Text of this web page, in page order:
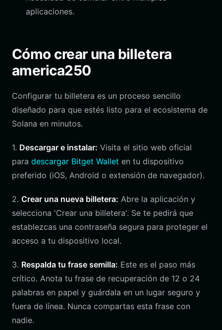
aplicaciones.
Cómo crear una billetera
america250
Configurar tu billetera es un proceso sencillo
diseñado para que estés listo para el ecosistema de
Solana en minutos.
1. Descargar e instalar: Visita el sitio web oficial
para descargar Bitget Wallet en tu dispositivo
preferido (iOS, Android o extensión de navegador).
2. Crear una nueva billetera: Abre la aplicación y
selecciona 'Crear una billetera'. Se te pedirá que
establezcas una contraseña segura para proteger el
acceso a tu dispositivo local.
3. Respalda tu frase semilla: Este es el paso más
crítico. Anota tu frase de recuperación de 12 o 24
palabras en papel y guárdala en un lugar seguro y
fuera de línea. Nunca compartas esta frase con
nadie.